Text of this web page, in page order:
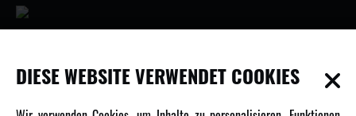
INFORMATIONEN
Newsletter
DIESE WEBSITE VERWENDET COOKIES